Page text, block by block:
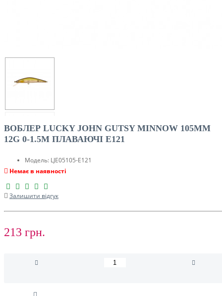
ВОБЛЕР LUCKY JOHN GUTSY MINNOW 105MM
12G 0-1.5M ПЛАВАЮЧІ E121
Модель: LJE05105-E121
Немає в наявності
Залишити відгук
213 грн.